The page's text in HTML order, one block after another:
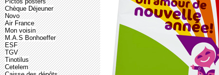
Chèque Déjeuner
Novo
Air France
Mon voisin
M.A.S Bonhoeffer
ESF
TGV
Tinotilus
Cetelem